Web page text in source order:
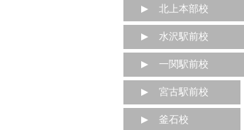
北上本部校
水沢駅前校
一関駅前校
宮古駅前校
釜石校